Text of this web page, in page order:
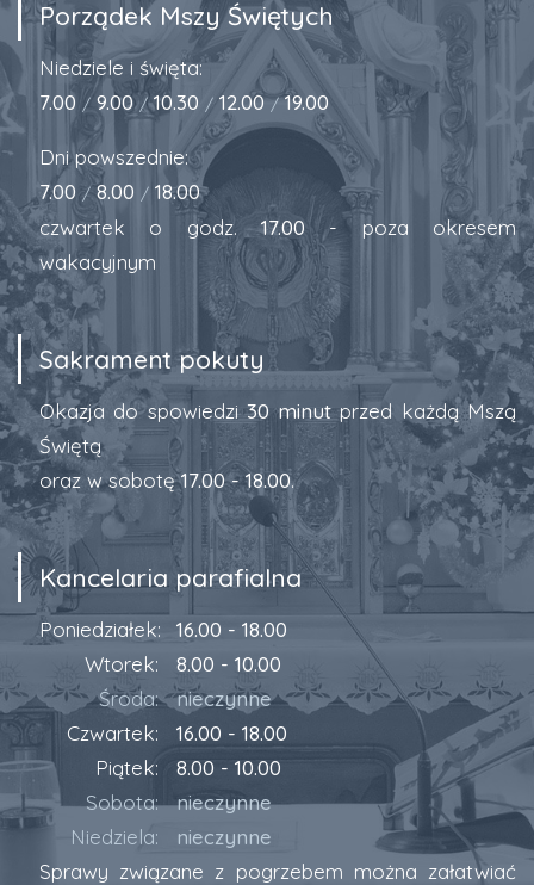
Porządek Mszy Świętych
Niedziele i święta:
7.00 / 9.00 / 10.30 / 12.00 / 19.00
Dni powszednie:
7.00 / 8.00 / 18.00
czwartek o godz.17.00 - poza okresem
wakacyjnym
Sakrament pokuty
Okazja do spowiedzi30 minut przed każdą Mszą
Świętą
oraz w sobotę17.00 - 18.00.
Kancelaria parafialna
Poniedziałek:
16.00 - 18.00
Wtorek:
8.00 - 10.00
Środa:
nieczynne
Czwartek:
16.00 - 18.00
Piątek:
8.00 - 10.00
Sobota:
nieczynne
Niedziela:
nieczynne
Sprawy związane z pogrzebem można załatwiać